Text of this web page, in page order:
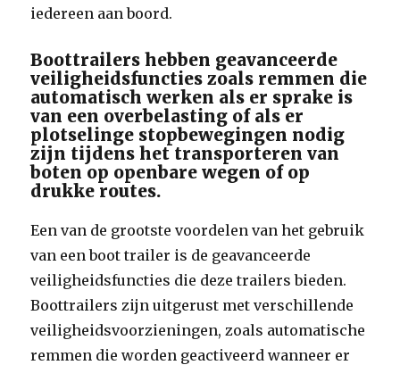
iedereen aan boord.
Boottrailers hebben geavanceerde
veiligheidsfuncties zoals remmen die
automatisch werken als er sprake is
van een overbelasting of als er
plotselinge stopbewegingen nodig
zijn tijdens het transporteren van
boten op openbare wegen of op
drukke routes.
Een van de grootste voordelen van het gebruik
van een boot trailer is de geavanceerde
veiligheidsfuncties die deze trailers bieden.
Boottrailers zijn uitgerust met verschillende
veiligheidsvoorzieningen, zoals automatische
remmen die worden geactiveerd wanneer er